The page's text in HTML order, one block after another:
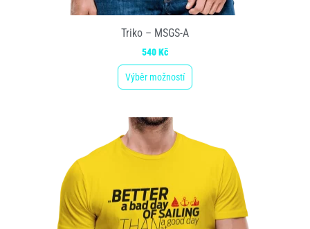
Triko – MSGS-A
540Kč
Výběr možností